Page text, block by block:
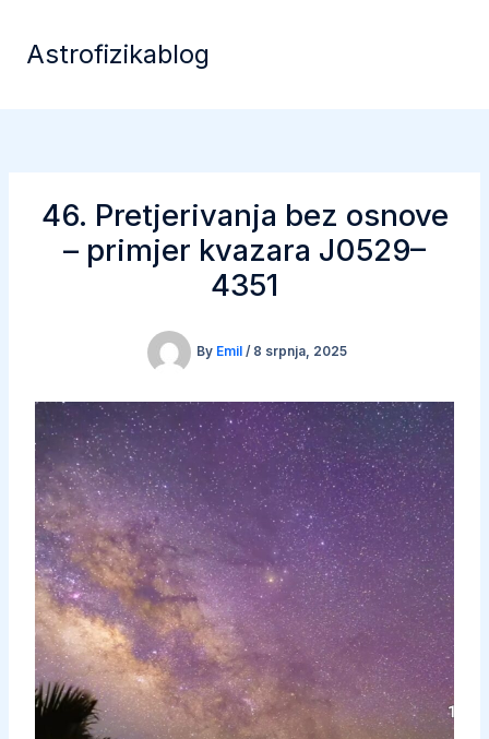
contentAstrofizikablog
46. Pretjerivanja bez osnove
– primjer kvazara J0529–
4351
By Emil / 8 srpnja, 2025